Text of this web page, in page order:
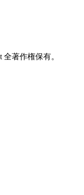
全著作権保有。